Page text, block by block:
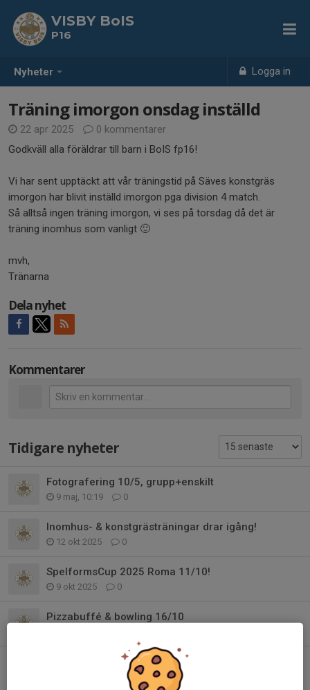
Nyheter Logga in
VISBY BoIS
P16
Träning imorgon onsdag inställd
22 apr 2025
0 kommentarer
Godkväll alla föräldrar till barn i BoIS fp16!
Vi har sent upptäckt att vår träningstid på Säves konstgräs
imorgon har blivit inställd imorgon pga division 4 match.
Så alltså ingen träning imorgon, vi ses på torsdag då det är
träning inomhus som vanligt 🙂
mvh,
Tränarna
Dela nyhet
Kommentarer
Tidigare nyheter
Fotografering 10/5, grupp+enskilt
9 maj, 10:19 0
Inomhus- & konstgrästräningar drar igång!
12 okt 2025 0
SpelformsCup 2025 Roma 11/10!
9 okt 2025 0
Pizzabuffé & bowling 16/10
Lagindelning för sammandraget 20/9 vid Rävhagen
0